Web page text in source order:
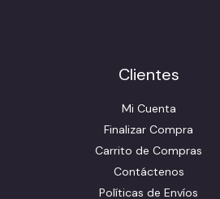
Clientes
Mi Cuenta
Finalizar Compra
Carrito de Compras
Contáctenos
Políticas de Envíos